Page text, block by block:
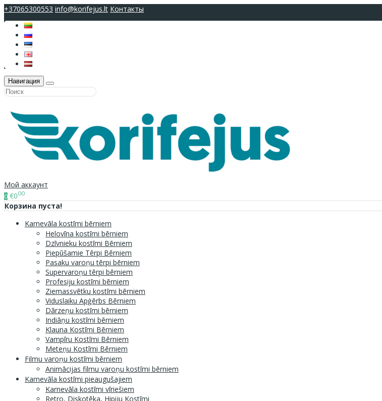
+37065300553 info@korifejus.lt Контакты
Навигация
Мой аккаунт
0 €000
Корзина пуста!
Karnevāla kostīmi bērniem
Helovīna kostīmi bērniem
Dzīvnieku kostīmi Bērniem
Piepūšamie Tērpi Bērniem
Pasaku varoņu tērpi bērniem
Supervaroņu tērpi bērniem
Profesiju kostīmi bērniem
Ziemassvētku kostīmi bērniem
Viduslaiku Apģērbs Bērniem
Dārzeņu kostīmi bērniem
Indiāņu kostīmi bērniem
Klauna Kostīmi Bērniem
Vampīru Kostīmi Bērniem
Meteņu Kostīmi Bērniem
Filmu varoņu kostīmi bērniem
Animācijas filmu varoņu kostīmi bērniem
Karnevāla kostīmi pieaugušajiem
Karnevāla kostīmi vīriešiem
Retro, Diskotēka, Hipiju Kostīmi